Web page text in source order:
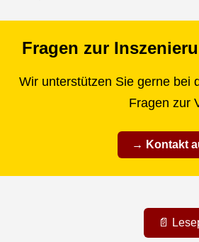
Fragen zur
Wir unterstützen Sie gerne bei
Fragen zur
→ Kontakt
📄